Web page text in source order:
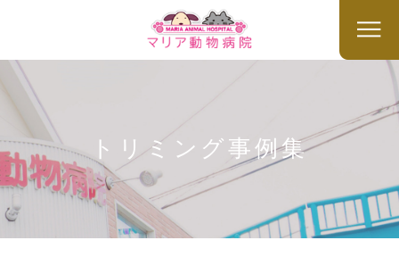
トリミング事例集